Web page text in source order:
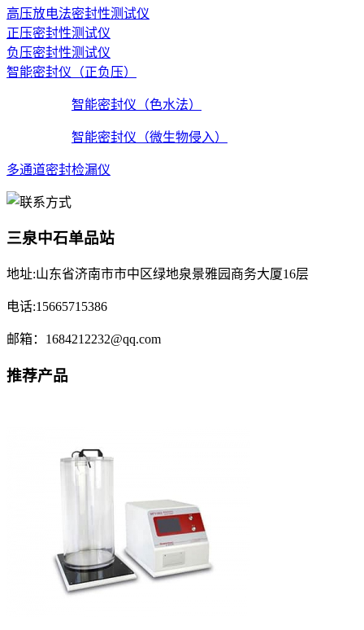
高压放电法密封性测试仪
正压密封性测试仪
负压密封性测试仪
智能密封仪（正负压）
智能密封仪（色水法）
智能密封仪（微生物侵入）
多通道密封检漏仪
三泉中石单品站
地址:山东省济南市市中区绿地泉景雅园商务大厦16层
电话:15665715386
邮箱：1684212232@qq.com
推荐产品